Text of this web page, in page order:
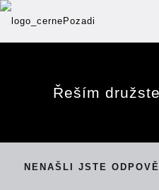
Řeším
NENAŠLI JSTE